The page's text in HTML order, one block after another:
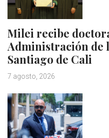
Milei recibe
Administración de
Santiago de Cali
7 agosto, 2026